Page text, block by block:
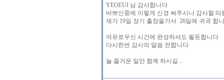
YEOEUI 님 감사합니다
바쁘신중에 이렇게 신경 써주시니 감사할 따
제가 19일 장기 출장을가서 26일에 귀국 합
여유로우신 시간에 완성하셔도 될듯합니다
다시한번 감사의 말씀 전합니다
늘 즐거운 일만 함께 하시길...